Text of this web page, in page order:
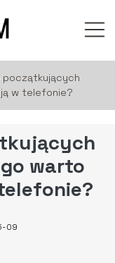
początkujących
w telefonie?
warto
09